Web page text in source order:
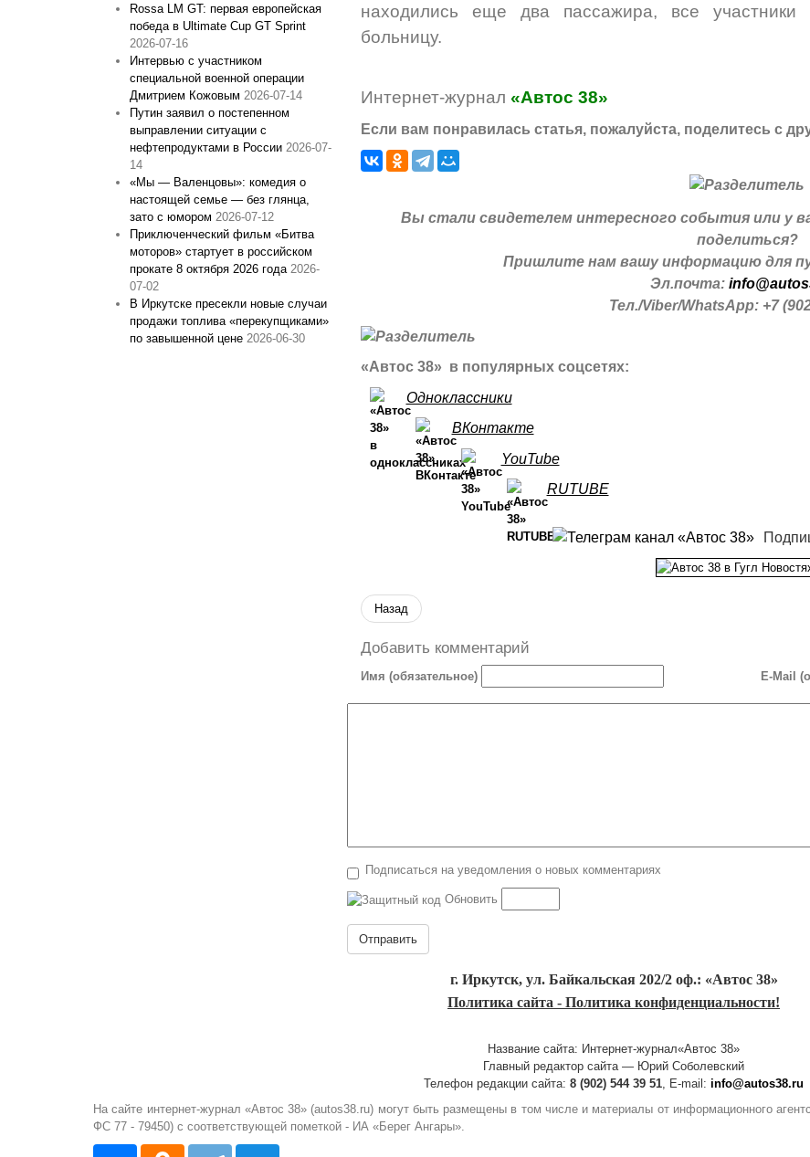
Rossa LM GT: первая европейская
победа в Ultimate Cup GT Sprint
2026-07-16
Интервью с участником
специальной военной операции
Дмитрием Кожовым 2026-07-14
Путин заявил о постепенном
выправлении ситуации с
нефтепродуктами в России 2026-07-
14
«Мы — Валенцовы»: комедия о
настоящей семье — без глянца,
зато с юмором 2026-07-12
Приключенческий фильм «Битва
моторов» стартует в российском
прокате 8 октября 2026 года 2026-
07-02
В Иркутске пресекли новые случаи
продажи топлива «перекупщиками»
по завышенной цене 2026-06-30
находились еще два пассажира, все участники
больницу.
Интернет-журнал «Автос 38»
Если вам понравилась статья, пожалуйста, поделитесь с
Вы стали свидетелем интересного события или у
поделиться?
Пришлите нам вашу информацию для
Эл.почта:
Тел./Viber/WhatsApp: +7
«Автос 38» в популярных соцсетях:
Одноклассники
ВКонтакте
YouTube
RUTUBE
Назад
Добавить комментарий
Имя (обязательное) E-Mail
Подписаться на уведомления о новых комментариях
Обновить
Отправить
г. Иркутск, ул. Байкальская 202/2 оф.: «Автос 38»
Политика сайта - Политика конфиденциальности!
Название сайта: Интернет-журнал«Автос 38»
Главный редактор сайта — Юрий Соболевский
Телефон редакции сайта: 8 (902) 544 39 51 , E-mail: info@autos38.ru
На сайте интернет-журнал «Автос 38» (autos38.ru) могут быть размещены в том числе и материалы от информационного
ФС 77 - 79450) с соответствующей пометкой - ИА «Берег Ангары».